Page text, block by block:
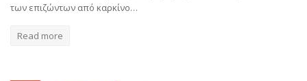
των επιζώντων από καρκίνο…
Read more